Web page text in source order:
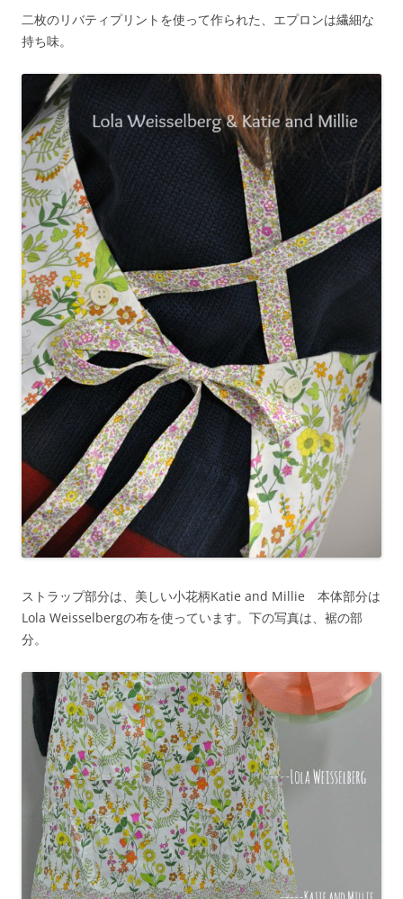
二枚のリバティプリントを使って作られた、エプロンは繊細な
持ち味。
ストラップ部分は、美しい小花柄Katie and Millie 本体部分は
Lola Weisselbergの布を使っています。下の写真は、裾の部
分。